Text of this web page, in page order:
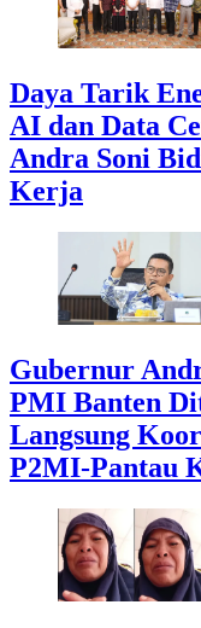
Daya Tarik
AI dan Data
Andra Soni
Kerja
Gubernur
PMI Banten
Langsung
P2MI-Pantau